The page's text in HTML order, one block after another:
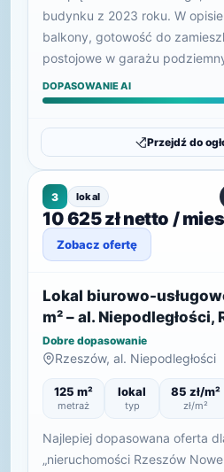
budynku z 2023 roku. W
balkony, gotowość do
postojowe w garażu
DOPASOWANIE AI
Przejdź do
3 lokal
10 625 zł netto /
Zobacz ofertę
Lokal biurowo-
m² – al. Niepodległości,
Dobre dopasowanie
Rzeszów, al. Niepodległości
125 m²
metraż
lokal
typ
85 zł/m²
zł/m²
Najlepiej dopasowana oferta
„nieruchomości Rzeszów